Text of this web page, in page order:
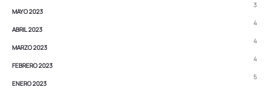
MAYO 2023
3
ABRIL 2023
4
MARZO 2023
4
FEBRERO 2023
4
ENERO 2023
5